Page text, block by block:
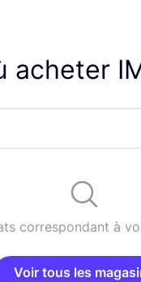
acheter
correspondant à
Voir tous les